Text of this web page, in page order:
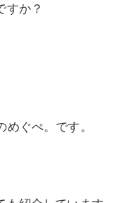
すか？
ぐぺ。です。